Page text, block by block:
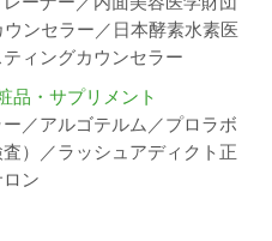
ンセラー／日本酵素水素医
ィングカウンセラー
品・サプリメント
／アルゴテルム／プロラボ
）／ラッシュアディクト正
ロン